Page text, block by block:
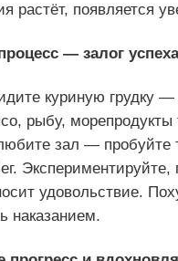
растёт, появляется
— залог успеха
куриную грудку
рыбу,
зал — пробуйте
Экспериментируйте,
удовольствие.
наказанием.